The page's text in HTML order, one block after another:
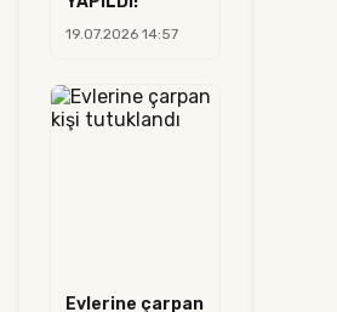
19.07.2026 14:57
Evlerine çarpan